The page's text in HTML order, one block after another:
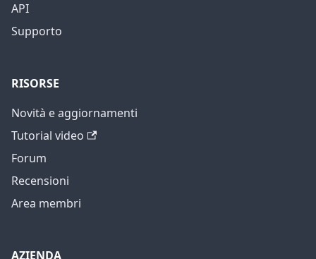
API
Supporto
RISORSE
Novità e aggiornamenti
Tutorial video
Forum
Recensioni
Area membri
AZIENDA